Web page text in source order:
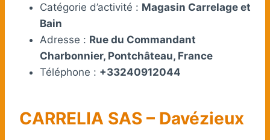
Catégorie d’activité : Magasin Carrelage et
Bain
Adresse : Rue du Commandant
Charbonnier, Pontchâteau, France
Téléphone : +33240912044
CARRELIA SAS – Davézieux